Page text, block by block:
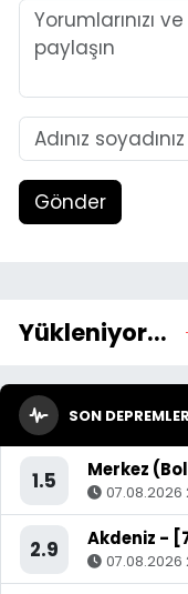
Gönder
Yükleniyor...
SON DEPREMLER
1.5 Merkez
07.08.2026
2.9 Akdeniz -
07.08.2026